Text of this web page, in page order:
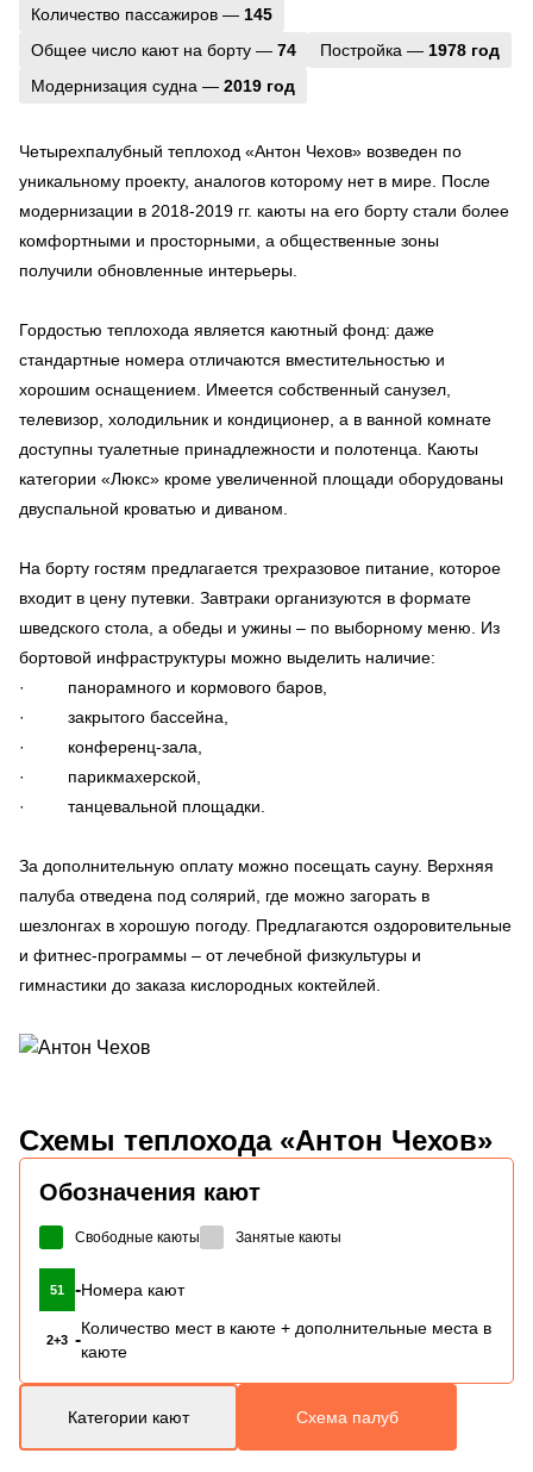
Количество пассажиров — 145
Общее число кают на борту — 74 Постройка — 1978 год
Модернизация судна — 2019 год
Четырехпалубный теплоход «Антон Чехов» возведен по
уникальному проекту, аналогов которому нет в мире. После
модернизации в 2018-2019 гг. каюты на его борту стали более
комфортными и просторными, а общественные зоны
получили обновленные интерьеры.
Гордостью теплохода является каютный фонд: даже
стандартные номера отличаются вместительностью и
хорошим оснащением. Имеется собственный санузел,
телевизор, холодильник и кондиционер, а в ванной комнате
доступны туалетные принадлежности и полотенца. Каюты
категории «Люкс» кроме увеличенной площади оборудованы
двуспальной кроватью и диваном.
На борту гостям предлагается трехразовое питание, которое
входит в цену путевки. Завтраки организуются в формате
шведского стола, а обеды и ужины – по выборному меню. Из
бортовой инфраструктуры можно выделить наличие:
· панорамного и кормового баров,
· закрытого бассейна,
· конференц-зала,
· парикмахерской,
· танцевальной площадки.
За дополнительную оплату можно посещать сауну. Верхняя
палуба отведена под солярий, где можно загорать в
шезлонгах в хорошую погоду. Предлагаются оздоровительные
и фитнес-программы – от лечебной физкультуры и
гимнастики до заказа кислородных коктейлей.
Схемы теплохода «Антон Чехов»
Обозначения кают
Свободные каюты Занятые каюты
51 -Номера кают
2+3 -
Количество мест в каюте + дополнительные места в
каюте
Категории кают Схема палуб